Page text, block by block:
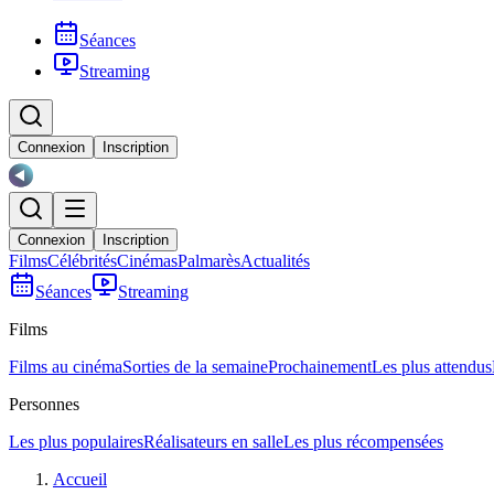
Séances
Streaming
Connexion Inscription
Connexion Inscription
FilmsCélébritésCinémasPalmarèsActualités
Séances
Streaming
Films
Films au cinémaSorties de la semaineProchainementLes plus attendus
Personnes
Les plus populairesRéalisateurs en salleLes plus récompensées
Accueil